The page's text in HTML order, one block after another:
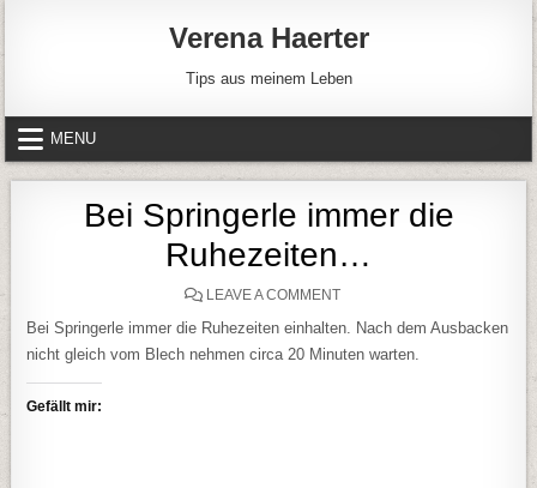
Verena Haerter
Tips aus meinem Leben
MENU
Bei Springerle immer die
Ruhezeiten…
LEAVE A COMMENTON BEI SPRINGERLE
Bei Springerle immer die Ruhezeiten einhalten. Nach dem Ausbacken
nicht gleich vom Blech nehmen circa 20 Minuten warten.
Gefällt mir: